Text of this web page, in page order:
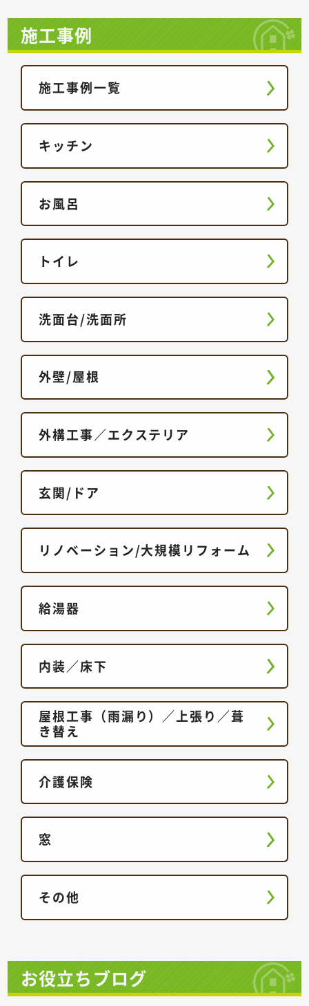
施工事例
施工事例一覧
キッチン
お風呂
トイレ
洗面台/洗面所
外壁/屋根
外構工事／エクステリア
玄関/ドア
リノベーション/大規模リフォーム
給湯器
内装／床下
屋根工事（雨漏り）／上張り／葺
き替え
介護保険
窓
その他
お役立ちブログ